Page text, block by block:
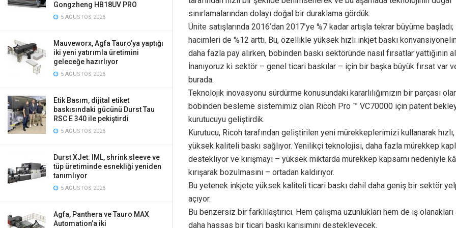
Gongzheng HB18UV PRO
5 AĞUSTOS 2026
Mauveworx, Agfa Tauro’ya yaptığı
iki yeni yatırımla üretimini
geleceğe hazırlıyor
5 AĞUSTOS 2026
Etik Basım, dijital etiket
baskısındaki gücünü Durst Tau
RSC E 340 ile pekiştirdi
5 AĞUSTOS 2026
Durst XJet: IML, shrink sleeve ve
tüp üretiminde esnekliği yeniden
tanımlıyor
5 AĞUSTOS 2026
Agfa, Panthera ve Tauro MAX
Automation’a iki
sınırlamalarından dolayı doğal bir duraklama gördük.
Ünite satışlarında 2016’dan 2017’ye %7 kadar artışla tekrar büyüme
hacimleri de %12 arttı. Bu, özellikle yüksek hızlı inkjet baskı
daha fazla pay alırken, bobinden baskı sektöründe nasıl fırsatlar yattığının
İnanıyoruz ki sektör – genel ticari baskılar – için bir başka büyük fırsat var
burada.
Teknolojik inovasyonu sürdürme konusundaki kararlılığımızın bir parçası
bobinden besleme sistemimiz olan Ricoh Pro ™ VC70000 için patent
kurutucuyu geliştirdik.
Kurutucu, Ricoh tarafından geliştirilen yeni mürekkeplerimizi kullanarak hızlı,
yüksek kaliteli baskı sağlıyor. Yenilikçi teknolojisi, daha fazla mürekkep
destekliyor ve kırışmayı – yüksek miktarda mürekkep kapsamı nedeniyle
kırışarak bozulmasını – ortadan kaldırıyor.
Bu yetenek inkjete yüksek kaliteli ticari baskı dahil daha geniş bir sektör
açıyor.
Bu benzersiz bir farklılaştırıcı. Hem çalışma uzunlukları hem de iş olanakları
daha hassas bir ticari baskı karışımını destekleyecek.